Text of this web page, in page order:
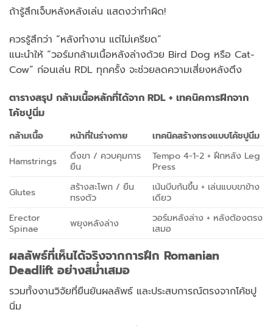
ถ้ารู้สึกเจ็บหลังหลังเล่น แสดงว่าทำผิด!
ควรรู้สึกว่า “หลังทำงาน แต่ไม่เครียด”
แนะนำให้ “วอร์มกล้ามเนื้อหลังล่างด้วย Bird Dog หรือ Cat-
Cow” ก่อนเล่น RDL ทุกครั้ง จะช่วยลดความเสี่ยงหลังตึง
ตารางสรุป กล้ามเนื้อหลักที่ได้จาก RDL + เทคนิคการฝึกจาก
โค้ชปูนิ่ม
กล้ามเนื้อ หน้าที่ในร่างกาย
เทคนิคสร้างทรงแบบโค้ชปูนิ่ม
Hamstrings
ดึงขา / ควบคุมการ
ยืน
Tempo 4-1-2 + ฝึกหลัง Leg
Press
Glutes
สร้างสะโพก / ยืน
ทรงตัว
เน้นบีบก้นขึ้น + เล่นแบบขาข้าง
เดียว
Erector
Spinae
พยุงหลังล่าง
วอร์มหลังล่าง + หลังต้องตรง
เสมอ
ผลลัพธ์ที่เห็นได้จริงจากการฝึก Romanian
Deadlift อย่างสม่ำเสมอ
รวมทั้งงานวิจัยที่ยืนยันผลลัพธ์ และประสบการณ์ตรงจากโค้ชปู
นิ่ม